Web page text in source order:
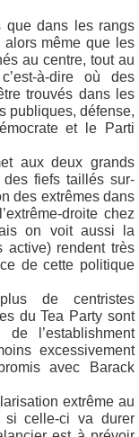
que dans les rangs
même que les
au centre, tout au
à-dire où des
trouvés dans les
publiques, défense,
et le Parti
aux deux grands
des fiefs taillés sur-
des extrêmes dans
droite chez
on voit aussi la
active) rendent très
de cette politique
de centristes
du Tea Party sont
l’establishment
excessivement
avec Barack
extrême au
si celle-ci va durer